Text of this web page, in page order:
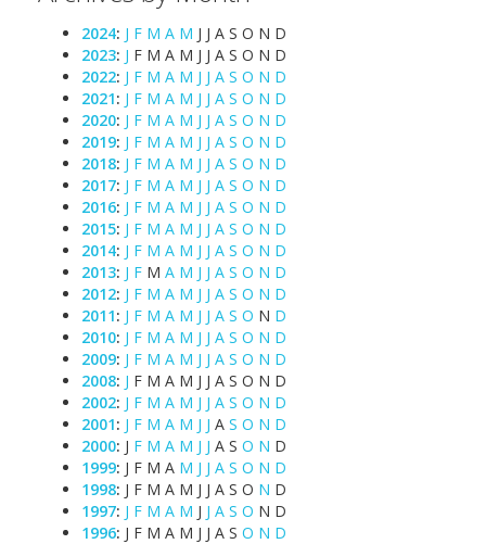
2024: J F M A M J J A S O N D
2023: J F M A M J J A S O N D
2022: J F M A M J J A S O N D
2021: J F M A M J J A S O N D
2020: J F M A M J J A S O N D
2019: J F M A M J J A S O N D
2018: J F M A M J J A S O N D
2017: J F M A M J J A S O N D
2016: J F M A M J J A S O N D
2015: J F M A M J J A S O N D
2014: J F M A M J J A S O N D
2013: J F M A M J J A S O N D
2012: J F M A M J J A S O N D
2011: J F M A M J J A S O N D
2010: J F M A M J J A S O N D
2009: J F M A M J J A S O N D
2008: J F M A M J J A S O N D
2002: J F M A M J J A S O N D
2001: J F M A M J J A S O N D
2000: J F M A M J J A S O N D
1999: J F M A M J J A S O N D
1998: J F M A M J J A S O N D
1997: J F M A M J J A S O N D
1996: J F M A M J J A S O N D